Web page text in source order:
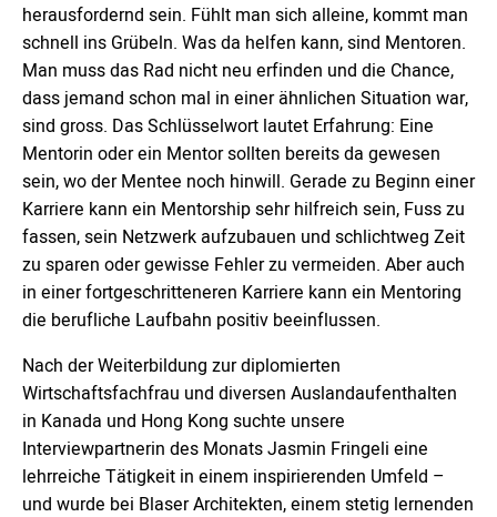
herausfordernd sein. Fühlt man sich alleine, kommt man
schnell ins Grübeln. Was da helfen kann, sind Mentoren.
Man muss das Rad nicht neu erfinden und die Chance,
dass jemand schon mal in einer ähnlichen Situation war,
sind gross. Das Schlüsselwort lautet Erfahrung: Eine
Mentorin oder ein Mentor sollten bereits da gewesen
sein, wo der Mentee noch hinwill. Gerade zu Beginn einer
Karriere kann ein Mentorship sehr hilfreich sein, Fuss zu
fassen, sein Netzwerk aufzubauen und schlichtweg Zeit
zu sparen oder gewisse Fehler zu vermeiden. Aber auch
in einer fortgeschritteneren Karriere kann ein Mentoring
die berufliche Laufbahn positiv beeinflussen.
Nach der Weiterbildung zur diplomierten
Wirtschaftsfachfrau und diversen Auslandaufenthalten
in Kanada und Hong Kong suchte unsere
Interviewpartnerin des Monats Jasmin Fringeli eine
lehrreiche Tätigkeit in einem inspirierenden Umfeld –
und wurde bei Blaser Architekten, einem stetig lernenden